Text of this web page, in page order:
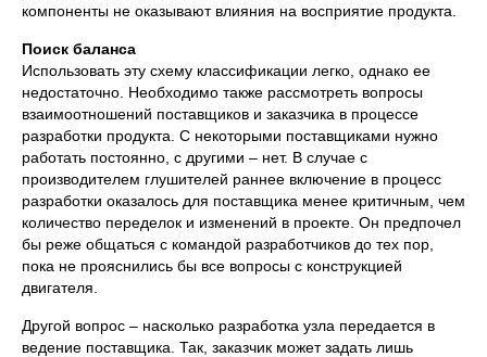
компоненты не оказывают влияния на восприятие продукта.
Поиск баланса
Использовать эту схему классификации легко, однако ее
недостаточно. Необходимо также рассмотреть вопросы
взаимоотношений поставщиков и заказчика в процессе
разработки продукта. С некоторыми поставщиками нужно
работать постоянно, с другими – нет. В случае с
производителем глушителей раннее включение в процесс
разработки оказалось для поставщика менее критичным, чем
количество переделок и изменений в проекте. Он предпочел
бы реже общаться с командой разработчиков до тех пор,
пока не прояснились бы все вопросы с конструкцией
двигателя.
Другой вопрос – насколько разработка узла передается в
ведение поставщика. Так, заказчик может задать лишь